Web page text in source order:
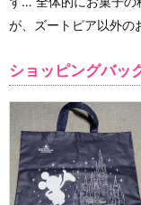
が、ズートピア以外の
ショッピングバッ